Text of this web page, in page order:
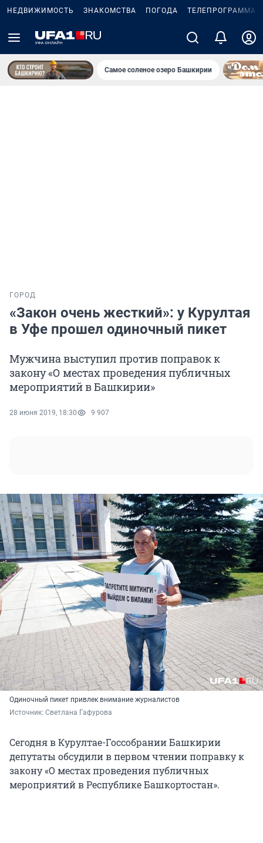
НЕДВИЖИМОСТЬ ЗНАКОМСТВА ПОГОДА ТЕЛЕПРОГРАММА
Самое соленое озеро Башкирии
ГОРОД
«Закон очень жесткий»: у Курултая
в Уфе прошел одиночный пикет
Мужчина выступил против поправок к
закону «О местах проведения публичных
мероприятий в Башкирии»
28 июня 2019, 18:30 9 907
Одиночный пикет привлек внимание журналистов
Источник: Светлана Гафурова
Сегодня в Курултае-Госсобрании Башкирии
депутаты обсудили в первом чтении поправку к
закону «О местах проведения публичных
мероприятий в Республике Башкортостан».